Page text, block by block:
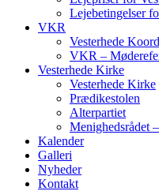
Lejebetingelser
VKR
Vesterhede
VKR –
Vesterhede Kirke
Vesterhede Kirke
Prædikestolen
Alterpartiet
Menighedsrådet
Kalender
Galleri
Nyheder
Kontakt